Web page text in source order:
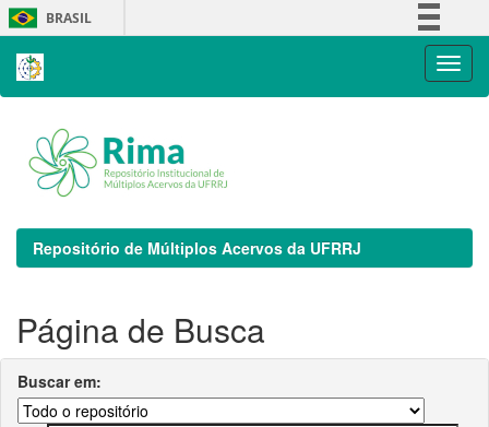
Skip
navigation
BRASIL
Repositório de Múltiplos Acervos da UFRRJ
Página de Busca
Buscar em: